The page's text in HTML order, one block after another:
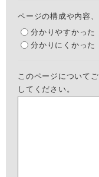
ページの構成や内容
分かりやすかった
分かりにくかった
このページについて
してください。